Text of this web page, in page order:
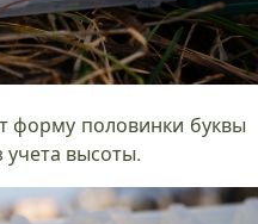
половинки буквы
учета высоты.